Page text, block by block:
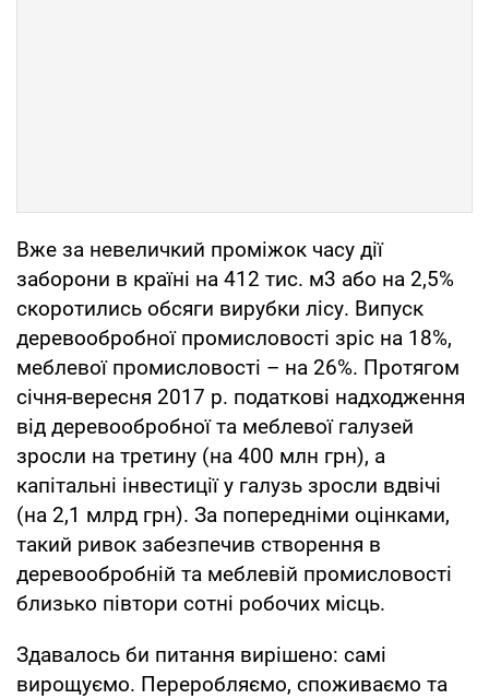
Вже за невеличкий проміжок часу дії
заборони в країні на 412 тис. м3 або на 2,5%
скоротились обсяги вирубки лісу. Випуск
деревообробної промисловості зріс на 18%,
меблевої промисловості – на 26%. Протягом
січня-вересня 2017 р. податкові надходження
від деревообробної та меблевої галузей
зросли на третину (на 400 млн грн), а
капітальні інвестиції у галузь зросли вдвічі
(на 2,1 млрд грн). За попередніми оцінками,
такий ривок забезпечив створення в
деревообробній та меблевій промисловості
близько півтори сотні робочих місць.
Здавалось би питання вирішено: самі
вирощуємо. Переробляємо, споживаємо та